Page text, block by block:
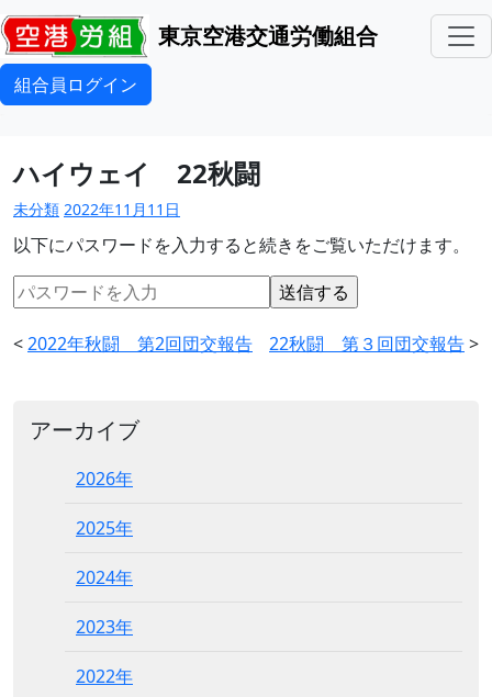
東京空港交通労働組合
組合員ログイン
アーカイブ
2026年
2025年
2024年
2023年
2022年
ハイウェイ 22秋闘
未分類 2022年11月11日
以下にパスワードを入力すると続きをご覧いただけます。
<2022年秋闘 第2回団交報告 22秋闘 第３回団交報告>